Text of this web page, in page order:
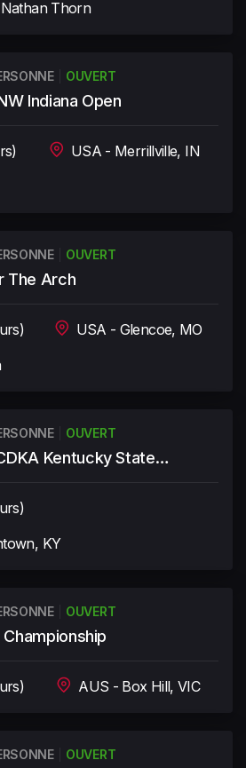
Thorn
OUVERT
Indiana Open
USA - Merrillville, IN
OUVERT
The Arch
USA - Glencoe, MO
OUVERT
Kentucky State
KY
OUVERT
AUS - Box Hill, VIC
OUVERT